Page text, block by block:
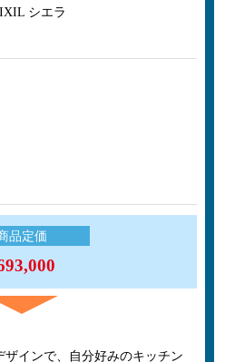
品定価
インで、自分好みのキッチン